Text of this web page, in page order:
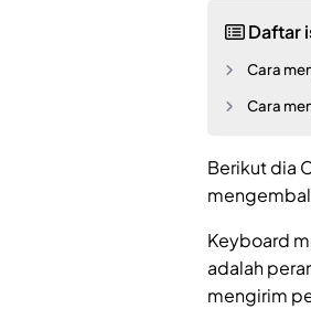
Daftar
Cara
Cara
Berikut dia
Keyboard
adalah
mengirim